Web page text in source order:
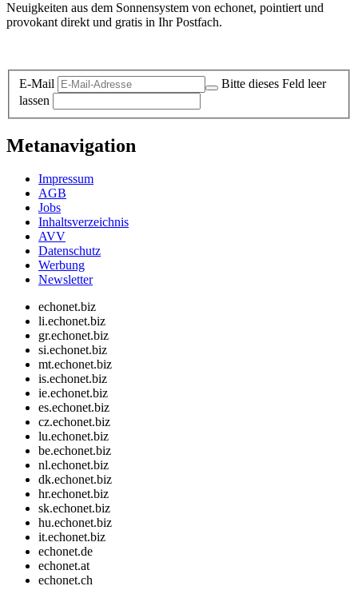
Neuigkeiten aus dem Sonnensystem von echonet, pointiert und
provokant direkt und gratis in Ihr Postfach.
E-Mail
Bitte dieses Feld leer
lassen
Metanavigation
Impressum
AGB
Jobs
Inhaltsverzeichnis
AVV
Datenschutz
Werbung
Newsletter
echonet.biz
li.echonet.biz
gr.echonet.biz
si.echonet.biz
mt.echonet.biz
is.echonet.biz
ie.echonet.biz
es.echonet.biz
cz.echonet.biz
lu.echonet.biz
be.echonet.biz
nl.echonet.biz
dk.echonet.biz
hr.echonet.biz
sk.echonet.biz
hu.echonet.biz
it.echonet.biz
echonet.de
echonet.at
echonet.ch